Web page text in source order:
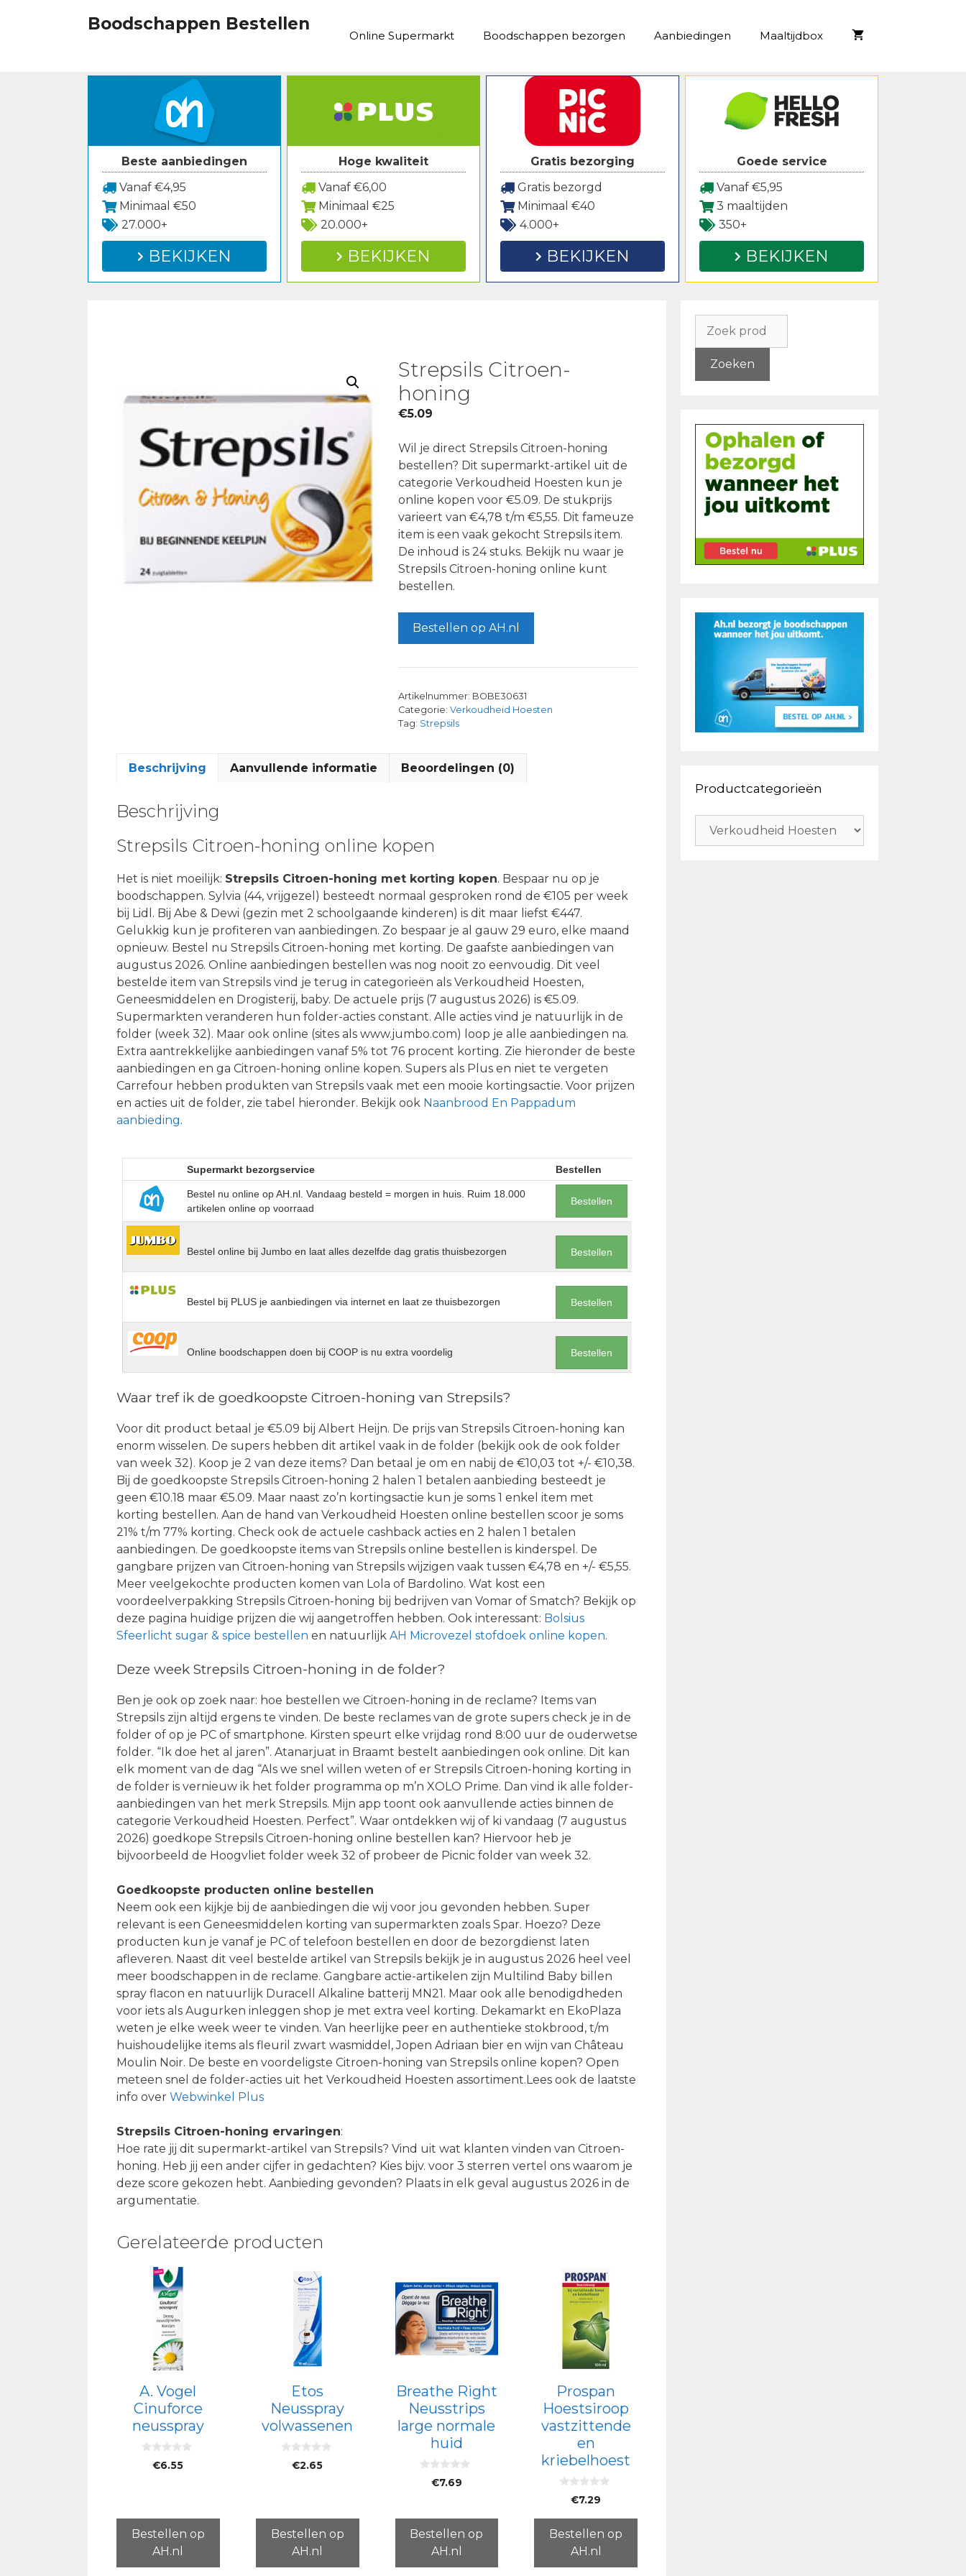
Boodschappen Bestellen
Online Supermarkt Boodschappen bezorgen Aanbiedingen Maaltijdbox
Beste aanbiedingen
Vanaf €4,95
Minimaal €50
27.000+
BEKIJKEN
Hoge kwaliteit
Vanaf €6,00
Minimaal €25
20.000+
BEKIJKEN
Gratis bezorging
Gratis bezorgd
Minimaal €40
4.000+
BEKIJKEN
Goede service
Vanaf €5,95
3 maaltijden
350+
BEKIJKEN
Strepsils Citroen-
honing
€5.09
Wil je direct Strepsils Citroen-honing
bestellen? Dit supermarkt-artikel uit de
categorie Verkoudheid Hoesten kun je
online kopen voor €5.09. De stukprijs
varieert van €4,78 t/m €5,55. Dit fameuze
item is een vaak gekocht Strepsils item.
De inhoud is 24 stuks. Bekijk nu waar je
Strepsils Citroen-honing online kunt
bestellen.
Bestellen op AH.nl
Artikelnummer: BOBE30631
Categorie: Verkoudheid Hoesten
Tag: Strepsils
Beschrijving Aanvullende informatie Beoordelingen (0)
Beschrijving
Strepsils Citroen-honing online kopen
Het is niet moeilijk: Strepsils Citroen-honing met korting kopen. Bespaar nu op je
boodschappen. Sylvia (44, vrijgezel) besteedt normaal gesproken rond de €105 per week
bij Lidl. Bij Abe & Dewi (gezin met 2 schoolgaande kinderen) is dit maar liefst €447.
Gelukkig kun je profiteren van aanbiedingen. Zo bespaar je al gauw 29 euro, elke maand
opnieuw. Bestel nu Strepsils Citroen-honing met korting. De gaafste aanbiedingen van
augustus 2026. Online aanbiedingen bestellen was nog nooit zo eenvoudig. Dit veel
bestelde item van Strepsils vind je terug in categorieën als Verkoudheid Hoesten,
Geneesmiddelen en Drogisterij, baby. De actuele prijs (7 augustus 2026) is €5.09.
Supermarkten veranderen hun folder-acties constant. Alle acties vind je natuurlijk in de
folder (week 32). Maar ook online (sites als www.jumbo.com) loop je alle aanbiedingen na.
Extra aantrekkelijke aanbiedingen vanaf 5% tot 76 procent korting. Zie hieronder de beste
aanbiedingen en ga Citroen-honing online kopen. Supers als Plus en niet te vergeten
Carrefour hebben produkten van Strepsils vaak met een mooie kortingsactie. Voor prijzen
en acties uit de folder, zie tabel hieronder. Bekijk ook Naanbrood En Pappadum
aanbieding.
Supermarkt bezorgservice Bestellen
Bestel nu online op AH.nl. Vandaag besteld = morgen in huis. Ruim 18.000
artikelen online op voorraad
Bestellen
Bestel online bij Jumbo en laat alles dezelfde dag gratis thuisbezorgen Bestellen
Bestel bij PLUS je aanbiedingen via internet en laat ze thuisbezorgen Bestellen
Online boodschappen doen bij COOP is nu extra voordelig Bestellen
Waar tref ik de goedkoopste Citroen-honing van Strepsils?
Voor dit product betaal je €5.09 bij Albert Heijn. De prijs van Strepsils Citroen-honing kan
enorm wisselen. De supers hebben dit artikel vaak in de folder (bekijk ook de ook folder
van week 32). Koop je 2 van deze items? Dan betaal je om en nabij de €10,03 tot +/- €10,38.
Bij de goedkoopste Strepsils Citroen-honing 2 halen 1 betalen aanbieding besteedt je
geen €10.18 maar €5.09. Maar naast zo’n kortingsactie kun je soms 1 enkel item met
korting bestellen. Aan de hand van Verkoudheid Hoesten online bestellen scoor je soms
21% t/m 77% korting. Check ook de actuele cashback acties en 2 halen 1 betalen
aanbiedingen. De goedkoopste items van Strepsils online bestellen is kinderspel. De
gangbare prijzen van Citroen-honing van Strepsils wijzigen vaak tussen €4,78 en +/- €5,55.
Meer veelgekochte producten komen van Lola of Bardolino. Wat kost een
voordeelverpakking Strepsils Citroen-honing bij bedrijven van Vomar of Smatch? Bekijk op
deze pagina huidige prijzen die wij aangetroffen hebben. Ook interessant: Bolsius
Sfeerlicht sugar & spice bestellen en natuurlijk AH Microvezel stofdoek online kopen.
Deze week Strepsils Citroen-honing in de folder?
Ben je ook op zoek naar: hoe bestellen we Citroen-honing in de reclame? Items van
Strepsils zijn altijd ergens te vinden. De beste reclames van de grote supers check je in de
folder of op je PC of smartphone. Kirsten speurt elke vrijdag rond 8:00 uur de ouderwetse
folder. “Ik doe het al jaren”. Atanarjuat in Braamt bestelt aanbiedingen ook online. Dit kan
elk moment van de dag “Als we snel willen weten of er Strepsils Citroen-honing korting in
de folder is vernieuw ik het folder programma op m’n XOLO Prime. Dan vind ik alle folder-
aanbiedingen van het merk Strepsils. Mijn app toont ook aanvullende acties binnen de
categorie Verkoudheid Hoesten. Perfect”. Waar ontdekken wij of ki vandaag (7 augustus
2026) goedkope Strepsils Citroen-honing online bestellen kan? Hiervoor heb je
bijvoorbeeld de Hoogvliet folder week 32 of probeer de Picnic folder van week 32.
Goedkoopste producten online bestellen
Neem ook een kijkje bij de aanbiedingen die wij voor jou gevonden hebben. Super
relevant is een Geneesmiddelen korting van supermarkten zoals Spar. Hoezo? Deze
producten kun je vanaf je PC of telefoon bestellen en door de bezorgdienst laten
afleveren. Naast dit veel bestelde artikel van Strepsils bekijk je in augustus 2026 heel veel
meer boodschappen in de reclame. Gangbare actie-artikelen zijn Multilind Baby billen
spray flacon en natuurlijk Duracell Alkaline batterij MN21. Maar ook alle benodigdheden
voor iets als Augurken inleggen shop je met extra veel korting. Dekamarkt en EkoPlaza
weten je elke week weer te vinden. Van heerlijke peer en authentieke stokbrood, t/m
huishoudelijke items als fleuril zwart wasmiddel, Jopen Adriaan bier en wijn van Château
Moulin Noir. De beste en voordeligste Citroen-honing van Strepsils online kopen? Open
meteen snel de folder-acties uit het Verkoudheid Hoesten assortiment.Lees ook de laatste
info over Webwinkel Plus
Strepsils Citroen-honing ervaringen:
Hoe rate jij dit supermarkt-artikel van Strepsils? Vind uit wat klanten vinden van Citroen-
honing. Heb jij een ander cijfer in gedachten? Kies bijv. voor 3 sterren vertel ons waarom je
deze score gekozen hebt. Aanbieding gevonden? Plaats in elk geval augustus 2026 in de
argumentatie.
Gerelateerde producten
A. Vogel
Cinuforce
neusspray
€6.55
Bestellen op
AH.nl
Etos
Neusspray
volwassenen
€2.65
Bestellen op
AH.nl
Breathe Right
Neusstrips
large normale
huid
€7.69
Bestellen op
AH.nl
Prospan
Hoestsiroop
vastzittende
en
kriebelhoest
5
€7.29
Bestellen op
AH.nl
naar:
Zoeken
Productcategorieën